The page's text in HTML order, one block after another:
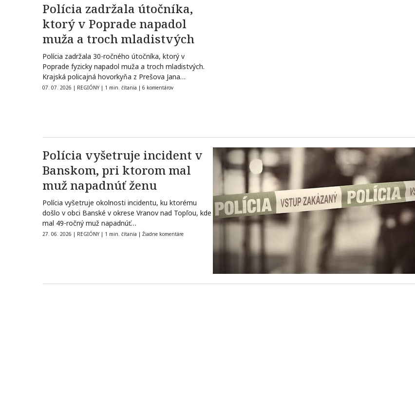
Polícia zadržala útočníka,
ktorý v Poprade napadol
muža a troch mladistvých
Polícia zadržala 30-ročného útočníka, ktorý v
Poprade fyzicky napadol muža a troch mladistvých.
Krajská policajná hovorkyňa z Prešova Jana
Ligdayová…
07. 07. 2026 | REGIÓNY | 1 min. čítania | 6 komentárov
Polícia vyšetruje incident v
Banskom, pri ktorom mal
muž napadnúť ženu
Polícia vyšetruje okolnosti incidentu, ku ktorému
došlo v obci Banské v okrese Vranov nad Topľou, kde
mal 49-ročný muž napadnúť…
27. 06. 2026 | REGIÓNY | 1 min. čítania | Žiadne komentáre